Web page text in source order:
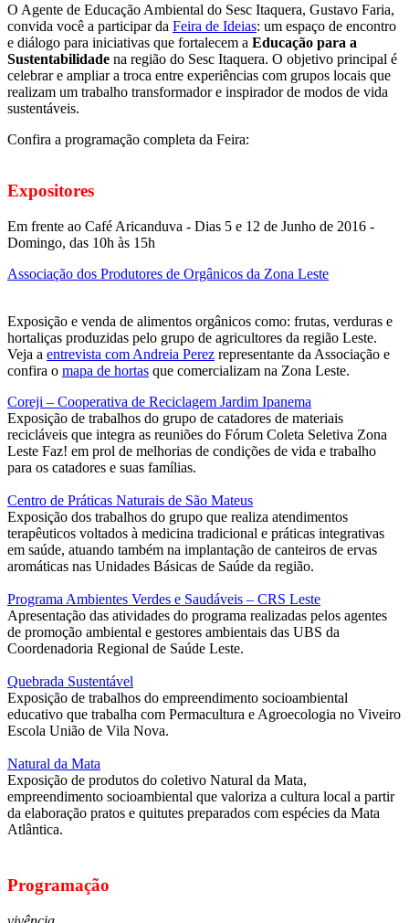
O Agente de Educação Ambiental do Sesc Itaquera, Gustavo Faria,
convida você a participar da Feira de Ideias: um espaço de encontro
e diálogo para iniciativas que fortalecem a Educação para a
Sustentabilidade na região do Sesc Itaquera. O objetivo principal é
celebrar e ampliar a troca entre experiências com grupos locais que
realizam um trabalho transformador e inspirador de modos de vida
sustentáveis.
Confira a programação completa da Feira:
Expositores
Em frente ao Café Aricanduva - Dias 5 e 12 de Junho de 2016 -
Domingo, das 10h às 15h
Associação dos Produtores de Orgânicos da Zona Leste
Exposição e venda de alimentos orgânicos como: frutas, verduras e
hortaliças produzidas pelo grupo de agricultores da região Leste.
Veja a entrevista com Andreia Perez representante da Associação e
confira o mapa de hortas que comercializam na Zona Leste.
Coreji – Cooperativa de Reciclagem Jardim Ipanema
Exposição de trabalhos do grupo de catadores de materiais
recicláveis que integra as reuniões do Fórum Coleta Seletiva Zona
Leste Faz! em prol de melhorias de condições de vida e trabalho
para os catadores e suas famílias.
Centro de Práticas Naturais de São Mateus
Exposição dos trabalhos do grupo que realiza atendimentos
terapêuticos voltados à medicina tradicional e práticas integrativas
em saúde, atuando também na implantação de canteiros de ervas
aromáticas nas Unidades Básicas de Saúde da região.
Programa Ambientes Verdes e Saudáveis – CRS Leste
Apresentação das atividades do programa realizadas pelos agentes
de promoção ambiental e gestores ambientais das UBS da
Coordenadoria Regional de Saúde Leste.
Quebrada Sustentável
Exposição de trabalhos do empreendimento socioambiental
educativo que trabalha com Permacultura e Agroecologia no Viveiro
Escola União de Vila Nova.
Natural da Mata
Exposição de produtos do coletivo Natural da Mata,
empreendimento socioambiental que valoriza a cultura local a partir
da elaboração pratos e quitutes preparados com espécies da Mata
Atlântica.
Programação